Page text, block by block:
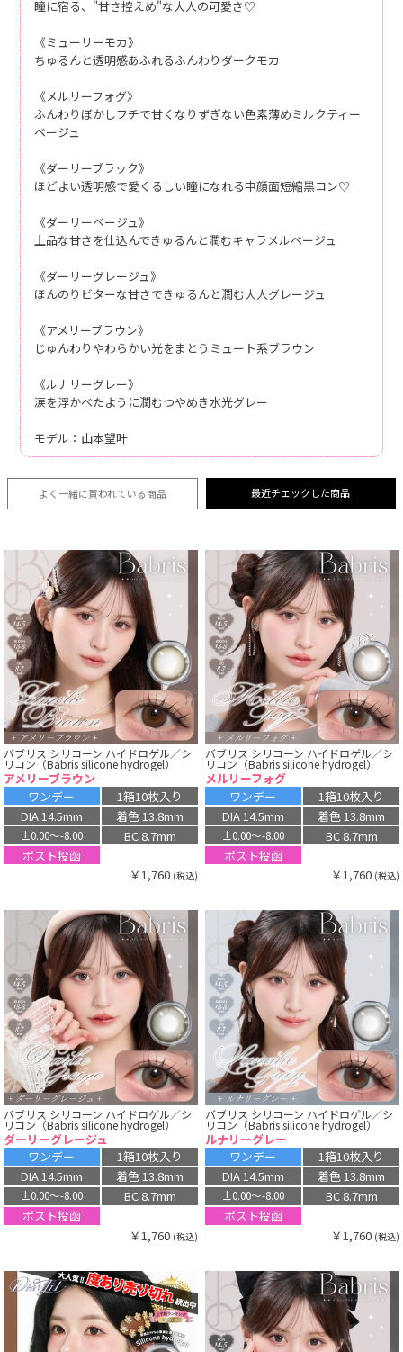
瞳に宿る、"甘さ控えめ"な大人の可愛さ♡
《ミューリーモカ》
ちゅるんと透明感あふれるふんわりダークモカ
《メルリーフォグ》
ふんわりぼかしフチで甘くなりずぎない色素薄めミルクティー
ベージュ
《ダーリーブラック》
ほどよい透明感で愛くるしい瞳になれる中顔面短縮黒コン♡
《ダーリーベージュ》
上品な甘さを仕込んできゅるんと潤むキャラメルベージュ
《ダーリーグレージュ》
ほんのりビターな甘さできゅるんと潤む大人グレージュ
《アメリーブラウン》
じゅんわりやわらかい光をまとうミュート系ブラウン
《ルナリーグレー》
涙を浮かべたように潤むつやめき水光グレー
モデル：山本望叶
よく一緒に買われている商品 最近チェックした商品
バブリス シリコーン ハイドロゲル／シ
リコン（Babris silicone hydrogel）
アメリーブラウン
ワンデー
1箱10枚入り
DIA 14.5mm
着色 13.8mm
±0.00〜-8.00
BC 8.7mm
ポスト投函
￥1,760 (税込)
バブリス シリコーン ハイドロゲル／シ
リコン（Babris silicone hydrogel）
メルリーフォグ
ワンデー
1箱10枚入り
DIA 14.5mm
着色 13.8mm
±0.00〜-8.00
BC 8.7mm
ポスト投函
￥1,760 (税込)
バブリス シリコーン ハイドロゲル／シ
リコン（Babris silicone hydrogel）
ダーリーグレージュ
ワンデー
1箱10枚入り
DIA 14.5mm
着色 13.8mm
±0.00〜-8.00
BC 8.7mm
ポスト投函
￥1,760 (税込)
バブリス シリコーン ハイドロゲル／シ
リコン（Babris silicone hydrogel）
ルナリーグレー
ワンデー
1箱10枚入り
DIA 14.5mm
着色 13.8mm
±0.00〜-8.00
BC 8.7mm
ポスト投函
￥1,760 (税込)